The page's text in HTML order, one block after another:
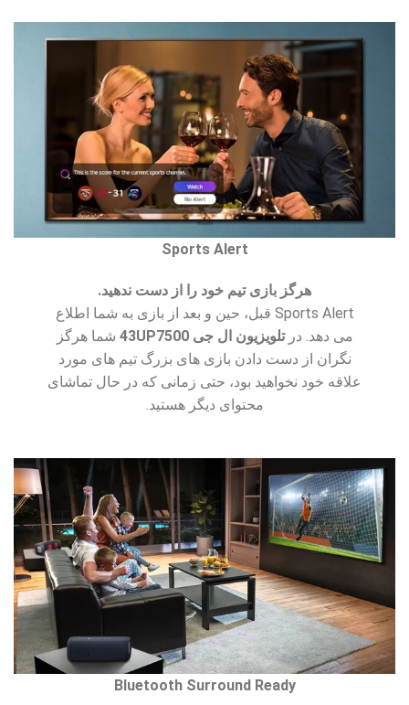
Sports Alert
هرگز بازی تیم خود را از دست ندهید.
Sports Alert قبل، حین و بعد از بازی به شما اطلاع
می دهد. درتلویزیون ال جی 43UP7500
شما هرگز
نگران از دست دادن بازی های بزرگ تیم های مورد
علاقه خود نخواهید بود، حتی زمانی که در حال تماشای
محتوای دیگر هستید.
Bluetooth Surround Ready